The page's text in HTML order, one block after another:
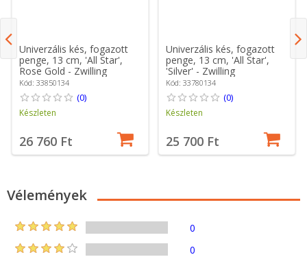
Univerzális kés, fogazott
penge, 13 cm, 'All Star',
Rose Gold - Zwilling
Kód: 33850134
(0)
Készleten
26 760 Ft
Univerzális kés, fogazott
penge, 13 cm, 'All Star',
'Silver' - Zwilling
Kód: 33780134
(0)
Készleten
25 700 Ft
Vélemények
0
0